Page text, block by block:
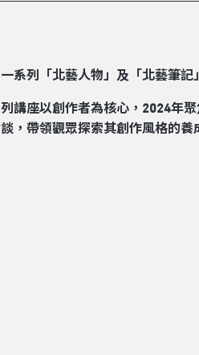
系列「北藝人物」及「北藝筆
列講座以創作者為核心，2024年
，帶領觀眾探索其創作風格的養